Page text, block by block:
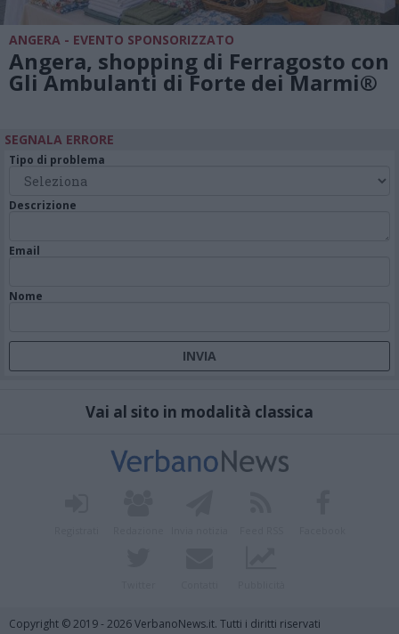
ANGERA - EVENTO SPONSORIZZATO
Angera, shopping di Ferragosto con
Gli Ambulanti di Forte dei Marmi®
SEGNALA ERRORE
Tipo di problema
Descrizione
Email
Nome
Vai al sito in modalità classica
Copyright © 2019 - 2026 VerbanoNews.it. Tutti i diritti riservati